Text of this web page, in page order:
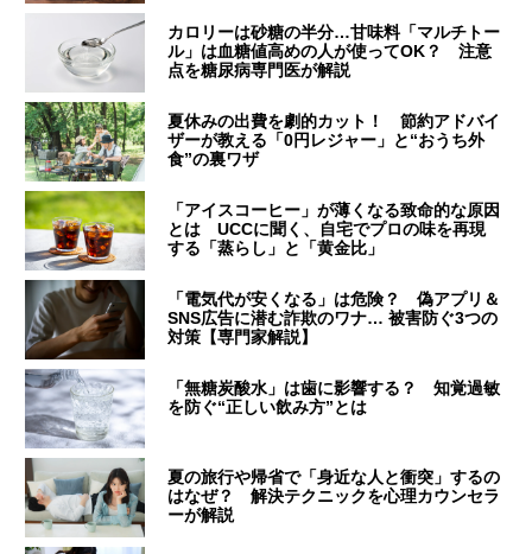
カロリーは砂糖の半分…甘味料「マルチトー
ル」は血糖値高めの人が使ってOK？ 注意
点を糖尿病専門医が解説
夏休みの出費を劇的カット！ 節約アドバイ
ザーが教える「0円レジャー」と“おうち外
食”の裏ワザ
「アイスコーヒー」が薄くなる致命的な原因
とは UCCに聞く、自宅でプロの味を再現
する「蒸らし」と「黄金比」
「電気代が安くなる」は危険？ 偽アプリ＆
SNS広告に潜む詐欺のワナ… 被害防ぐ3つの
対策【専門家解説】
「無糖炭酸水」は歯に影響する？ 知覚過敏
を防ぐ“正しい飲み方”とは
夏の旅行や帰省で「身近な人と衝突」するの
はなぜ？ 解決テクニックを心理カウンセラ
ーが解説